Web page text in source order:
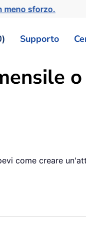
meno sforzo.
Supporto
come creare